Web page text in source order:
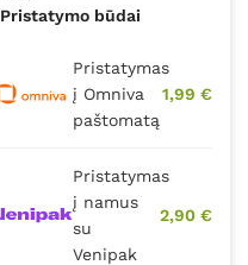
Pristatymo būdai
Pristatymas
į Omniva
paštomatą
1,99 €
Pristatymas
į namus
su
Venipak
2,90 €